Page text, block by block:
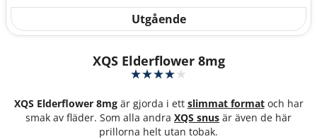
Utgående
XQS Elderflower 8mg
XQS Elderflower 8mgär gjorda i ett slimmat formatoch har
smak av fläder. Som alla andra XQS snus är även de här
prillorna helt utan tobak.